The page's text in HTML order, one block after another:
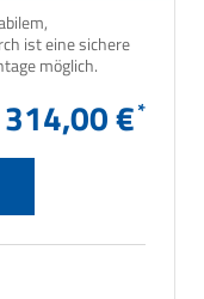
ist eine sichere
314,00 €